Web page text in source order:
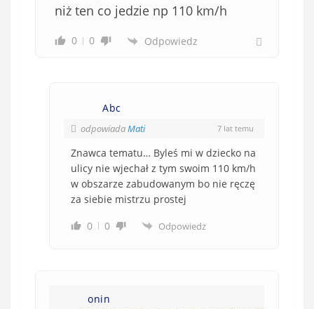
niż ten co jedzie np 110 km/h
0 0 Odpowiedz
Abc
odpowiadaMati 7 lat temu
Znawca tematu… Byleś mi w dziecko na
ulicy nie wjechał z tym swoim 110 km/h
w obszarze zabudowanym bo nie ręczę
za siebie mistrzu prostej
0
0 Odpowiedz
onin